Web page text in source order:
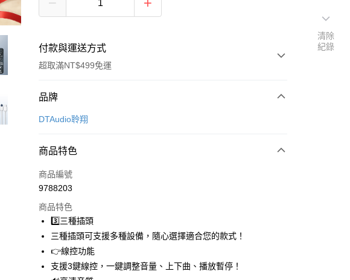
付款與運送方式
超取滿NT$499免運
付款方式
信用卡一次付款
Apple Pay
街口支付
悠遊付
Google Pay
ATM付款
品牌
DTAudio聆翔
商品特色
商品編號
9788203
商品特色
3️⃣三種插頭
三種插頭可支援多種設備，隨心選擇適合您的款式！
👉線控功能
支援3鍵線控，一鍵調整音量、上下曲、播放暫停！
清除
紀錄